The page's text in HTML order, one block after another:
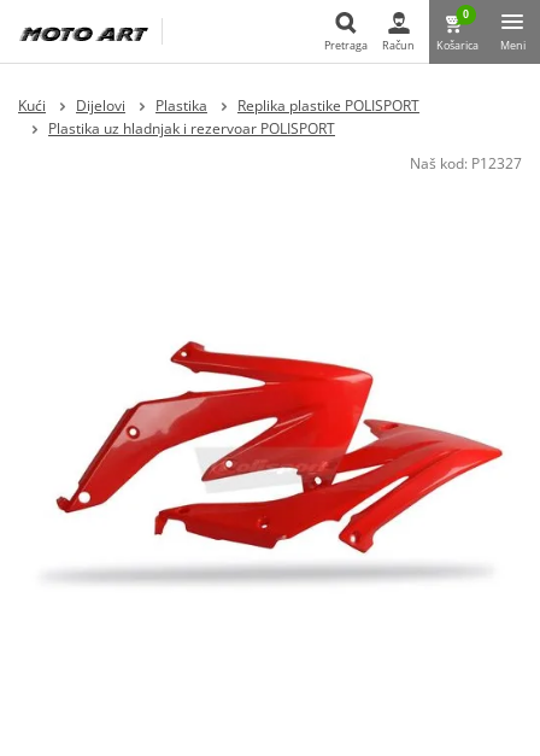
Pretraga Račun
0
Košarica Meni
Kući Dijelovi Plastika
Replika plastike POLISPORT
Plastika uz hladnjak i rezervoar POLISPORT
Naš kod: P12327